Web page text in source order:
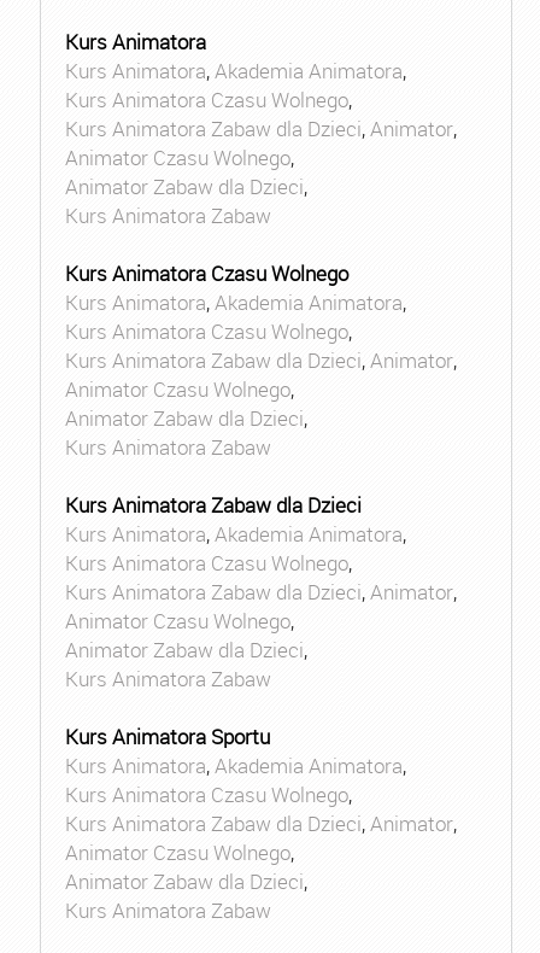
Kurs Animatora
Kurs Animatora,Akademia Animatora,
Kurs Animatora Czasu Wolnego,
Kurs Animatora Zabaw dla Dzieci,Animator,
Animator Czasu Wolnego,
Animator Zabaw dla Dzieci,
Kurs Animatora Zabaw
Kurs Animatora Czasu Wolnego
Kurs Animatora,Akademia Animatora,
Kurs Animatora Czasu Wolnego,
Kurs Animatora Zabaw dla Dzieci,Animator,
Animator Czasu Wolnego,
Animator Zabaw dla Dzieci,
Kurs Animatora Zabaw
Kurs Animatora Zabaw dla Dzieci
Kurs Animatora,Akademia Animatora,
Kurs Animatora Czasu Wolnego,
Kurs Animatora Zabaw dla Dzieci,Animator,
Animator Czasu Wolnego,
Animator Zabaw dla Dzieci,
Kurs Animatora Zabaw
Kurs Animatora Sportu
Kurs Animatora,Akademia Animatora,
Kurs Animatora Czasu Wolnego,
Kurs Animatora Zabaw dla Dzieci,Animator,
Animator Czasu Wolnego,
Animator Zabaw dla Dzieci,
Kurs Animatora Zabaw